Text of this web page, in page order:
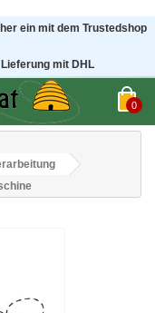
ein mit dem Trustedshop
Lieferung mit DHL
0